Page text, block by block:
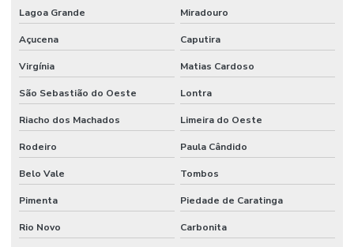
Lagoa Grande Miradouro
Açucena Caputira
Virgínia Matias Cardoso
São Sebastião do Oeste Lontra
Riacho dos Machados Limeira do Oeste
Rodeiro Paula Cândido
Belo Vale Tombos
Pimenta Piedade de Caratinga
Rio Novo Carbonita